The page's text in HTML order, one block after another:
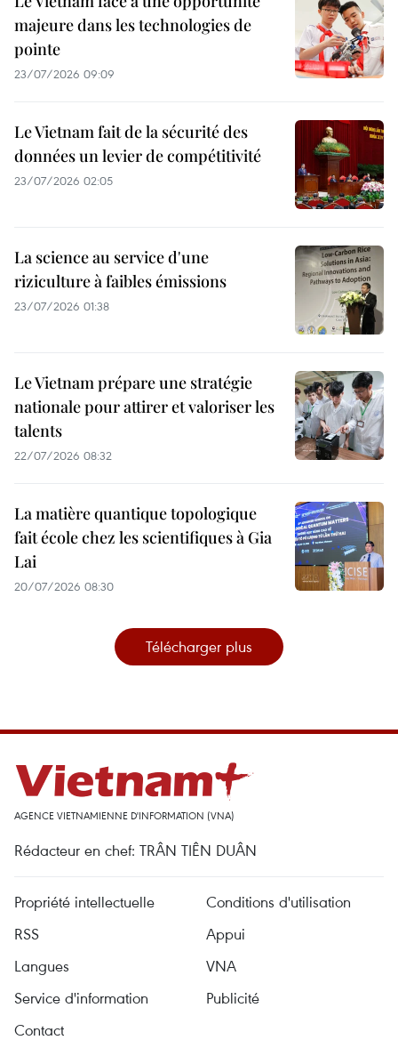
majeure dans les technologies de
pointe
23/07/2026 09:09
Le Vietnam fait de la sécurité des
données un levier de compétitivité
23/07/2026 02:05
La science au service d'une
riziculture à faibles émissions
23/07/2026 01:38
Le Vietnam prépare une stratégie
nationale pour attirer et valoriser les
talents
22/07/2026 08:32
La matière quantique topologique
fait école chez les scientifiques à Gia
Lai
20/07/2026 08:30
Télécharger plus
AGENCE VIETNAMIENNE D'INFORMATION (VNA)
Rédacteur en chef: TRÂN TIÊN DUÂN
Propriété intellectuelle
Conditions d'utilisation
RSS
Appui
Langues
VNA
Service d'information
Publicité
Contact